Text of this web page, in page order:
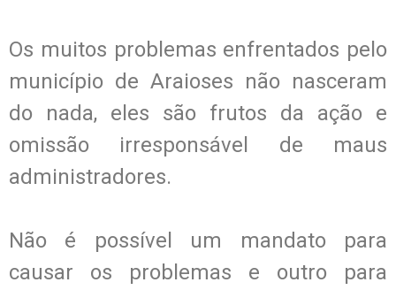
Os muitos problemas enfrentados pelo
município de Araioses não nasceram
do nada, eles são frutos da ação e
omissão irresponsável de maus
administradores.
Não é possível um mandato para
causar os problemas e outro para